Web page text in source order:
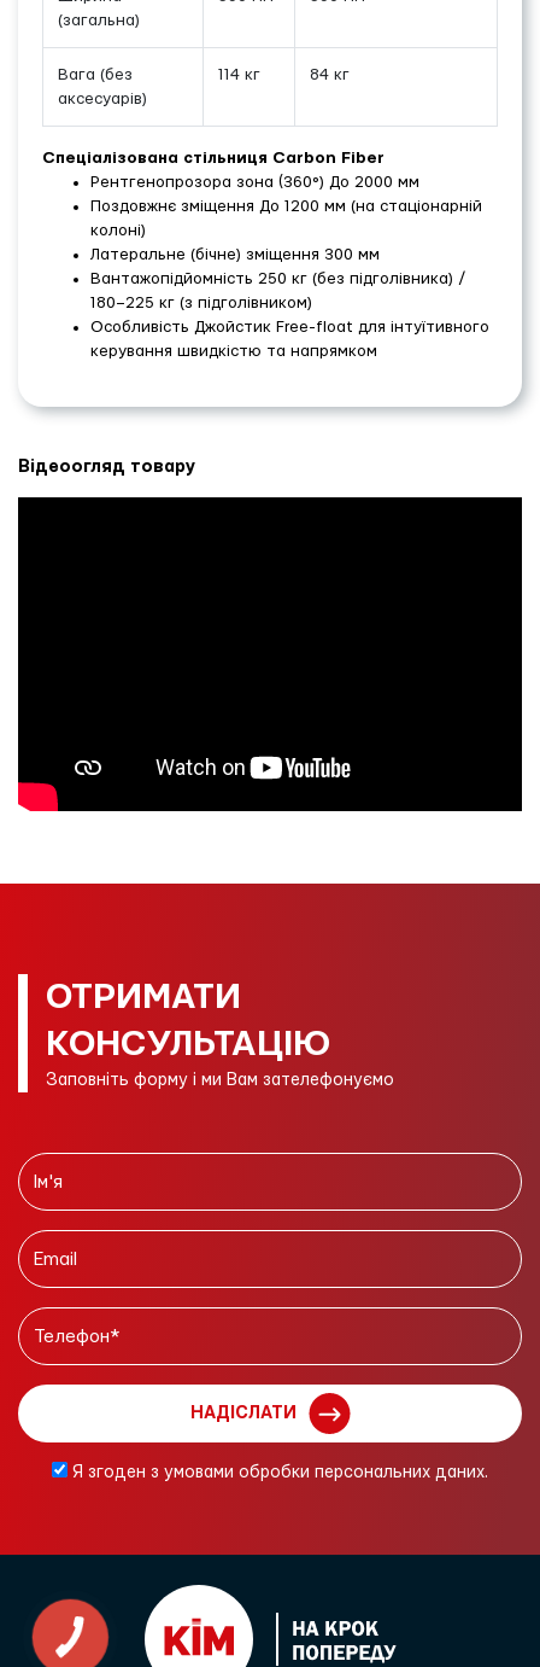
(загальна)
Вага (без
аксесуарів)
114 кг 84 кг
Спеціалізована стільниця Carbon Fiber
Рентгенопрозора зона (360°) До 2000 мм
Поздовжнє зміщення До 1200 мм (на стаціонарній
колоні)
Латеральне (бічне) зміщення 300 мм
Вантажопідйомність 250 кг (без підголівника) /
180–225 кг (з підголівником)
Особливість Джойстик Free-float для інтуїтивного
керування швидкістю та напрямком
Відеоогляд товару
ОТРИМАТИ
КОНСУЛЬТАЦІЮ
Заповніть форму і ми Вам зателефонуємо
НАДІСЛАТИ
Я згоден з умовами обробки персональних даних.